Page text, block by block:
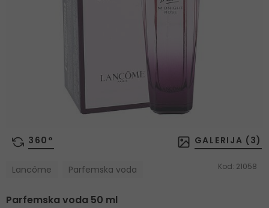
360° GALERIJA ( 3)
Lancôme Parfemska voda Kod: 21058
Parfemska voda 50 ml